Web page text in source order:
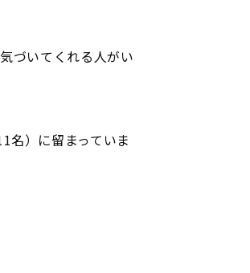
づいてくれる人がい
名）に留まっていま